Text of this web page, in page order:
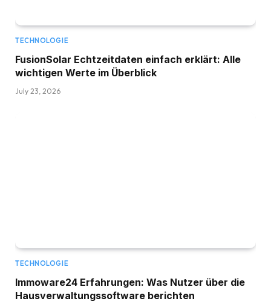
TECHNOLOGIE
FusionSolar Echtzeitdaten einfach erklärt: Alle
wichtigen Werte im Überblick
July 23, 2026
TECHNOLOGIE
Immoware24 Erfahrungen: Was Nutzer über die
Hausverwaltungssoftware berichten